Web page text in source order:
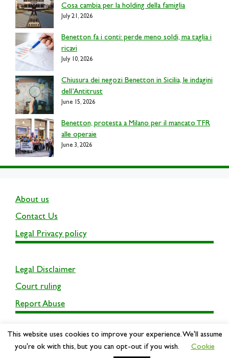
Cosa cambia per la holding della famiglia
July 21, 2026
Benetton fa i conti: perde meno soldi, ma taglia i
ricavi
July 10, 2026
Chiusura dei negozi Benetton in Sicilia, le indagini
dell’Antitrust
June 15, 2026
Benetton, protesta a Milano per il mancato TFR
alle operaie
June 3, 2026
About us
Contact Us
Legal Privacy policy
Legal Disclaimer
Court ruling
Report Abuse
This website uses cookies to improve your experience. We'll assume
you're ok with this, but you can opt-out if you wish.
Cookie